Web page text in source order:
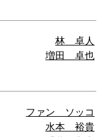
林 卓人
増田 卓也
ファン ソッコ
水本 裕貴